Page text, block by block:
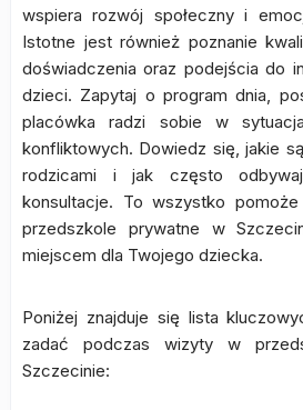
wspiera rozwój społeczny i
Istotne jest również poznanie
doświadczenia oraz podejścia do
dzieci. Zapytaj o program dnia,
placówka radzi sobie w
konfliktowych. Dowiedz się, jakie
rodzicami i jak często
konsultacje. To wszystko
przedszkole prywatne w
miejscem dla Twojego dziecka.
Poniżej znajduje się lista
zadać podczas wizyty w
Szczecinie: